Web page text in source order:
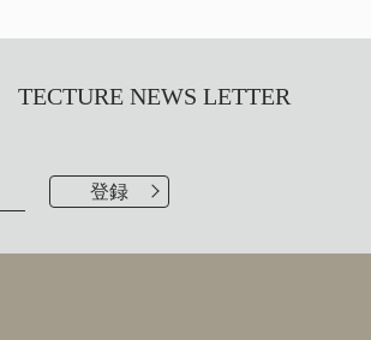
NEWS LETTER